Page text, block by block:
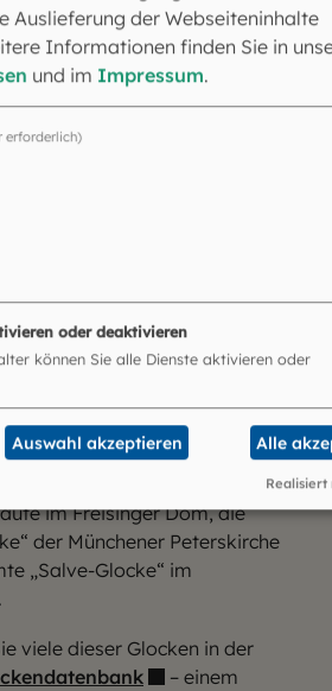
uralte und
Glocken
Glocken in unserem
die „Arnoldus-Glocke“ in Gilching
an den großen
– etwa die Barockglocken des
im Freisinger Dom, die
der Münchener Peterskirche
„Salve-Glocke“ im
viele dieser Glocken in der
– einem
Auslieferung der Webseiteninhalte
Informationen finden Sie in
und im Impressum.
erforderlich)
oder deaktivieren
können Sie alle Dienste aktivieren oder
Auswahl akzeptieren Alle
Realisiert